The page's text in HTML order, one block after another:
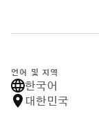
언어 및 지역
한국어
대한민국